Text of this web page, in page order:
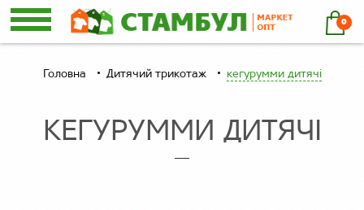
0
Головна Дитячий трикотаж кегурумми дитячі
КЕГУРУММИ ДИТЯЧІ